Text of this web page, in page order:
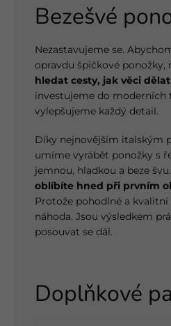
Bezešvé
Nezastavujeme se.
opravdu špičkové ponožky,
hledat cesty, jak věci
investujeme do moderních
vylepšujeme každý detail.
Díky nejnovějším italským
umíme vyrábět ponožky s
jemnou, hladkou a beze švu.
oblíbíte hned při prvním
Protože pohodlné a kvalitní
náhoda. Jsou výsledkem
posouvat se dál.
Doplňkové